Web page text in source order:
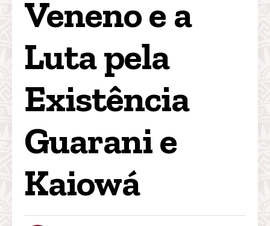
Veneno e a
Luta pela
Existência
Guarani e
Kaiowá